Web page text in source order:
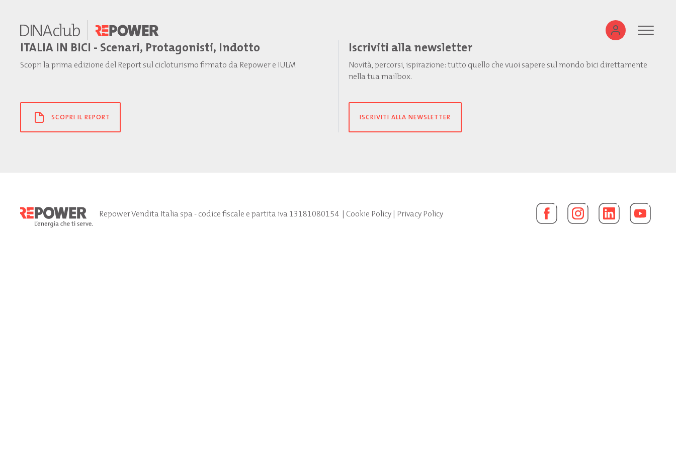
ITALIA IN BICI - Scenari, Protagonisti, Indotto
Scopri la prima edizione del Report sul cicloturismo firmato da Repower e IULM
SCOPRI IL REPORT
Iscriviti alla newsletter
Novità, percorsi, ispirazione: tutto quello che vuoi sapere sul mondo bici direttamente
nella tua mailbox.
ISCRIVITI ALLA NEWSLETTER
Repower Vendita Italia spa - codice fiscale e partita iva 13181080154| Cookie Policy| Privacy Policy